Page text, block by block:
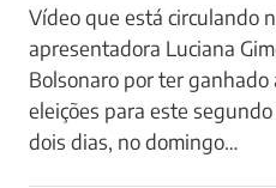
Vídeo que está circulando
apresentadora Luciana
Bolsonaro por ter ganhado
eleições para este
dois dias, no domingo…